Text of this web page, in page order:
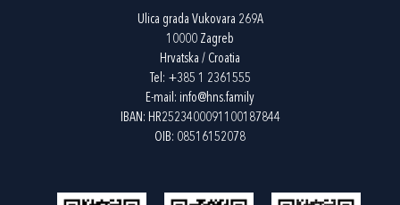
Ulica grada Vukovara 269A
10000 Zagreb
Hrvatska / Croatia
Tel: +385 1 2361555
E-mail: info@hns.family
IBAN: HR2523400091100187844
OIB: 08516152078